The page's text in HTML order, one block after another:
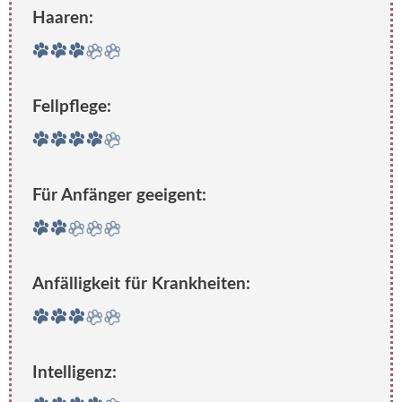
Haaren:
Fellpflege:
Für Anfänger geeigent:
Anfälligkeit für Krankheiten:
Intelligenz: